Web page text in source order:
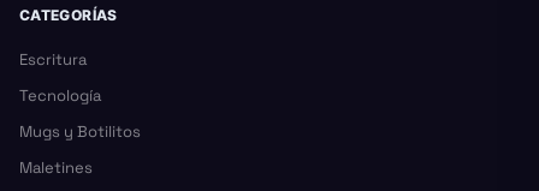
CATEGORÍAS
Escritura
Tecnología
Mugs y Botilitos
Maletines